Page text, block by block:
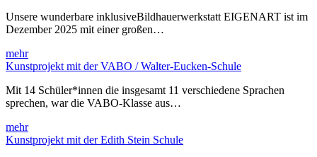
Unsere wunderbare inklusiveBildhauerwerkstatt EIGENART ist im
Dezember 2025 mit einer großen…
mehr
Kunstprojekt mit der VABO / Walter-Eucken-Schule
Mit 14 Schüler*innen die insgesamt 11 verschiedene Sprachen
sprechen, war die VABO-Klasse aus…
mehr
Kunstprojekt mit der Edith Stein Schule